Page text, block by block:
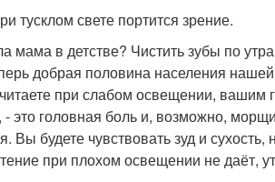
тусклом свете портится зрение.
мама в детстве? Чистить зубы по
добрая половина населения
при слабом освещении, вашим
это головная боль и, возможно,
Вы будете чувствовать зуд и
при плохом освещении не даёт,